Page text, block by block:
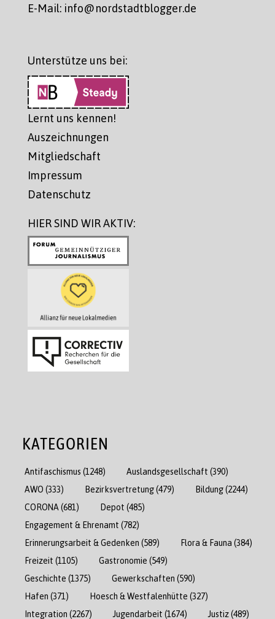
E-Mail: info@nordstadtblogger.de
Unterstütze uns bei:
Lernt uns kennen!
Auszeichnungen
Mitgliedschaft
Impressum
Datenschutz
HIER SIND WIR AKTIV:
KATEGORIEN
Antifaschismus (1248) Auslandsgesellschaft (390)
AWO (333) Bezirksvertretung(479) Bildung(2244)
CORONA(681) Depot (485)
Engagement & Ehrenamt (782)
Erinnerungsarbeit & Gedenken (589) Flora & Fauna (384)
Freizeit (1105) Gastronomie (549)
Geschichte (1375) Gewerkschaften (590)
Hafen (371) Hoesch & Westfalenhütte (327)
Integration (2267) Jugendarbeit (1674) Justiz(489)